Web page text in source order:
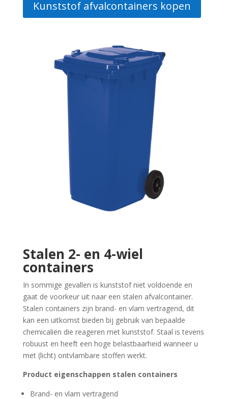
Kunststof afvalcontainers kopen
Stalen 2- en 4-wiel
containers
In sommige gevallen is kunststof niet voldoende en
gaat de voorkeur uit naar een stalen afvalcontainer.
Stalen containers zijn brand- en vlam vertragend, dit
kan een uitkomst bieden bij gebruik van bepaalde
chemicaliën die reageren met kunststof. Staal is tevens
robuust en heeft een hoge belastbaarheid wanneer u
met (licht) ontvlambare stoffen werkt.
Product eigenschappen stalen containers
Brand- en vlam vertragend